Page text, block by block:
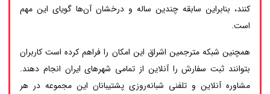
کنند، بنابراین سابقه چندین ساله و درخشان آن‌ها گویای این مهم
است.
همچنین شبکه مترجمین اشراق این امکان را فراهم کرده است کاربران
بتوانند ثبت سفارش را آنلاین از تمامی شهرهای ایران انجام دهند.
مشاوره آنلاین و تلفنی شبانه‌روزی پشتیبانان این مجموعه در هر